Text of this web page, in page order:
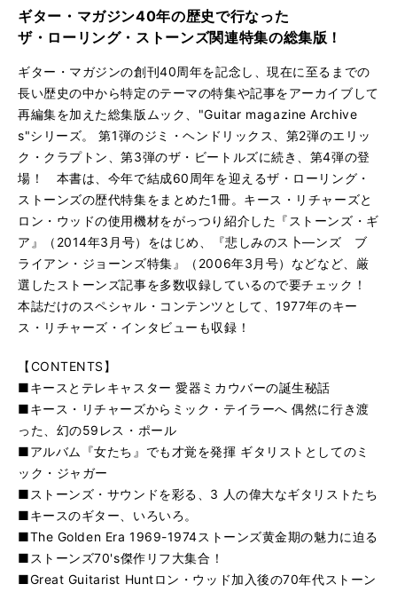
ギター・マガジン40年の歴史で行なった
ザ・ローリング・ストーンズ関連特集の総集版！
ギター・マガジンの創刊40周年を記念し、現在に至るまでの
長い歴史の中から特定のテーマの特集や記事をアーカイブして
再編集を加えた総集版ムック、"Guitar magazine Archive
s"シリーズ。 第1弾のジミ・ヘンドリックス、第2弾のエリッ
ク・クラプトン、第3弾のザ・ビートルズに続き、第4弾の登
場！ 本書は、今年で結成60周年を迎えるザ・ローリング・
ストーンズの歴代特集をまとめた1冊。キース・リチャーズと
ロン・ウッドの使用機材をがっつり紹介した『ストーンズ・ギ
ア』（2014年3月号）をはじめ、『悲しみのス卜―ンズ ブ
ライアン・ジョーンズ特集』（2006年3月号）などなど、厳
選したストーンズ記事を多数収録しているので要チェック！
本誌だけのスペシャル・コンテンツとして、1977年のキー
ス・リチャーズ・インタビューも収録！
【CONTENTS】
■キースとテレキャスター 愛器ミカウバーの誕生秘話
■キース・リチャーズからミック・テイラーへ 偶然に行き渡
った、幻の59レス・ポール
■アルバム『女たち』でも才覚を発揮 ギタリストとしてのミ
ック・ジャガー
■ストーンズ・サウンドを彩る、3 人の偉大なギタリストたち
■キースのギター、いろいろ。
■The Golden Era 1969-1974ストーンズ黄金期の魅力に迫る
■ストーンズ70's傑作リフ大集合！
■Great Guitarist Huntロン・ウッド加入後の70年代ストーン